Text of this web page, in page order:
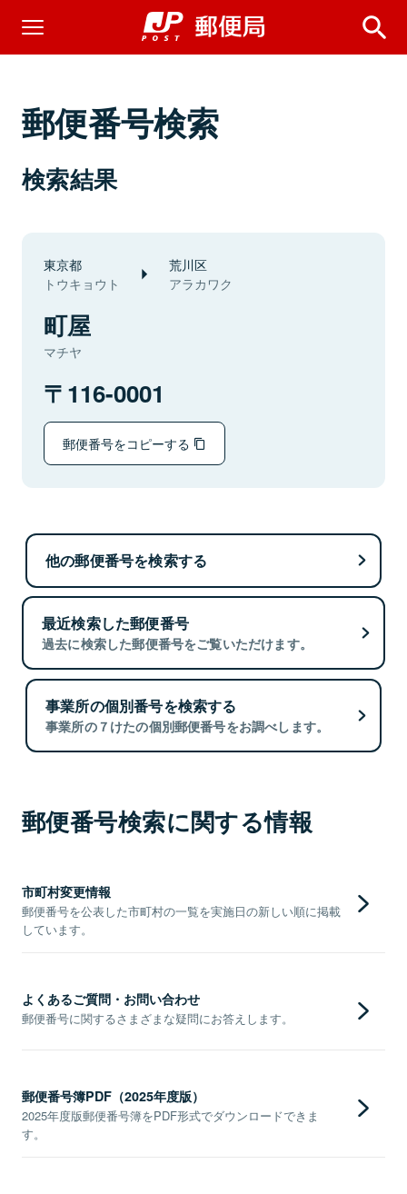
郵便番号検索
検索結果
東京都
トウキョウト
荒川区
アラカワク
町屋
マチヤ
116-0001
郵便番号をコピーする
他の郵便番号を検索する
最近検索した郵便番号
過去に検索した郵便番号をご覧いただけます。
事業所の個別番号を検索する
事業所の７けたの個別郵便番号をお調べします。
郵便番号検索に関する情報
市町村変更情報
郵便番号を公表した市町村の一覧を実施日の新しい順に掲載
しています。
よくあるご質問・お問い合わせ
郵便番号に関するさまざまな疑問にお答えします。
郵便番号簿PDF（2025年度版）
2025年度版郵便番号簿をPDF形式でダウンロードできま
す。